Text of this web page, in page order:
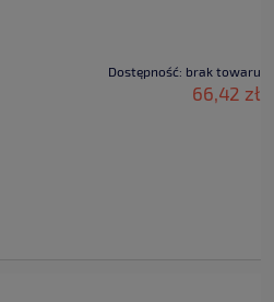
Dostępność: brak towaru
66,42 zł